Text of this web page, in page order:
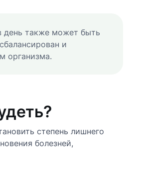
также может быть
и
организма.
степень лишнего
болезней,